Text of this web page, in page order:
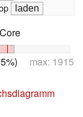
max: 1915